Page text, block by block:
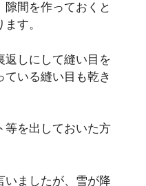
間を作っておくと
す。
返しにして縫い目を
いる縫い目も乾き
等を出しておいた方
いましたが、雪が降